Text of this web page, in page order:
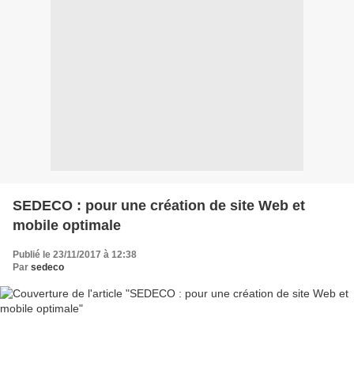
SEDECO : pour une création de site Web et
mobile optimale
Publié le 23/11/2017 à 12:38
Par sedeco